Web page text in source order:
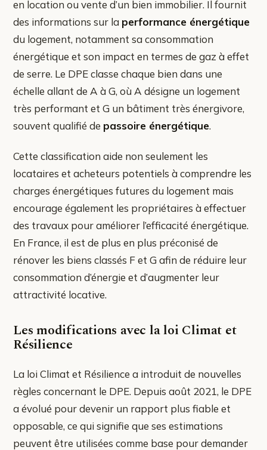
en location ou vente d’un bien immobilier. Il fournit
des informations sur la performance énergétique
du logement, notamment sa consommation
énergétique et son impact en termes de gaz à effet
de serre. Le DPE classe chaque bien dans une
échelle allant de A à G, où A désigne un logement
très performant et G un bâtiment très énergivore,
souvent qualifié de passoire énergétique.
Cette classification aide non seulement les
locataires et acheteurs potentiels à comprendre les
charges énergétiques futures du logement mais
encourage également les propriétaires à effectuer
des travaux pour améliorer l’efficacité énergétique.
En France, il est de plus en plus préconisé de
rénover les biens classés F et G afin de réduire leur
consommation d’énergie et d’augmenter leur
attractivité locative.
Les modifications avec la loi Climat et
Résilience
La loi Climat et Résilience a introduit de nouvelles
règles concernant le DPE. Depuis août 2021, le DPE
a évolué pour devenir un rapport plus fiable et
opposable, ce qui signifie que ses estimations
peuvent être utilisées comme base pour demander